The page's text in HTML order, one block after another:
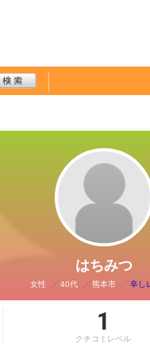
はちみつ
女性 40代 熊本市 辛し
1
クチコミレベル